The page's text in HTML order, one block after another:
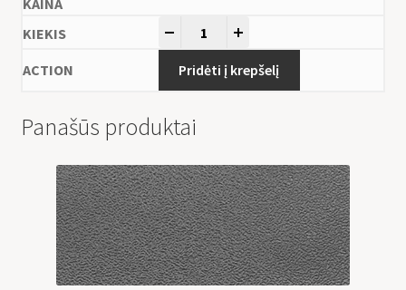
Pridėti į krepšelį
Panašūs produktai